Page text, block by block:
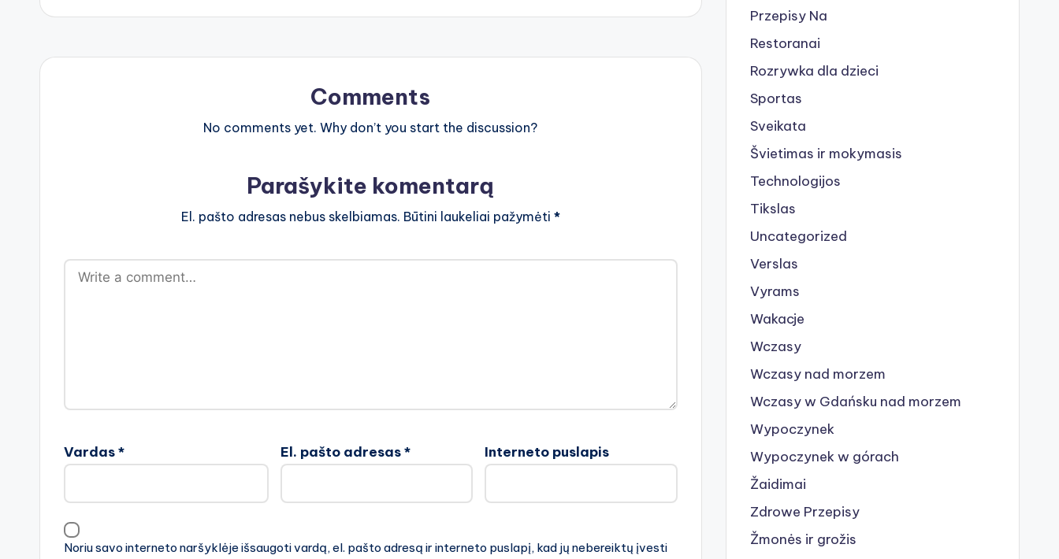
Comments
No comments yet. Why don’t you start the discussion?
Parašykite komentarą
El. pašto adresas nebus skelbiamas. Būtini laukeliai pažymėti *
Vardas* El. pašto adresas* Interneto puslapis
Noriu savo interneto naršyklėje išsaugoti vardą, el. pašto adresą ir interneto puslapį, kad jų nebereiktų įvesti
Przepisy Na
Restoranai
Rozrywka dla dzieci
Sportas
Sveikata
Švietimas ir mokymasis
Technologijos
Tikslas
Uncategorized
Verslas
Vyrams
Wakacje
Wczasy
Wczasy nad morzem
Wczasy w Gdańsku nad morzem
Wypoczynek
Wypoczynek w górach
Žaidimai
Zdrowe Przepisy
Žmonės ir grožis